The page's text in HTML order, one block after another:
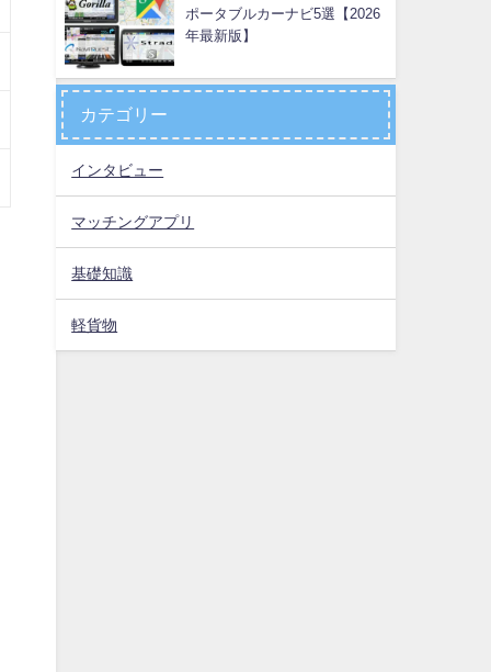
ポータブルカーナビ5選【2026
年最新版】
カテゴリー
インタビュー
マッチングアプリ
基礎知識
軽貨物